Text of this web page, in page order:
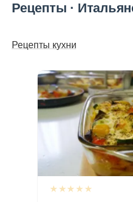
Рецепты ·
Рецепты кухни
★★★★★